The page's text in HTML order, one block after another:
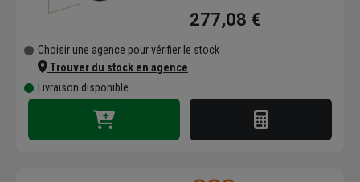
277,08 €
Choisir une agence pour vérifier le stock
Trouver du stock en agence
Livraison disponible